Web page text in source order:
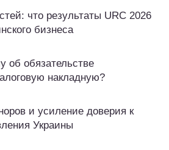
что результаты URC 2026
бизнеса
об обязательстве
накладную?
и усиление доверия к
Украины